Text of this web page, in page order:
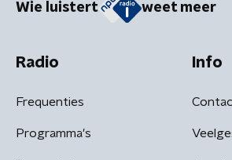
Wie luistert weet meer
Radio
Frequenties
Programma's
Info